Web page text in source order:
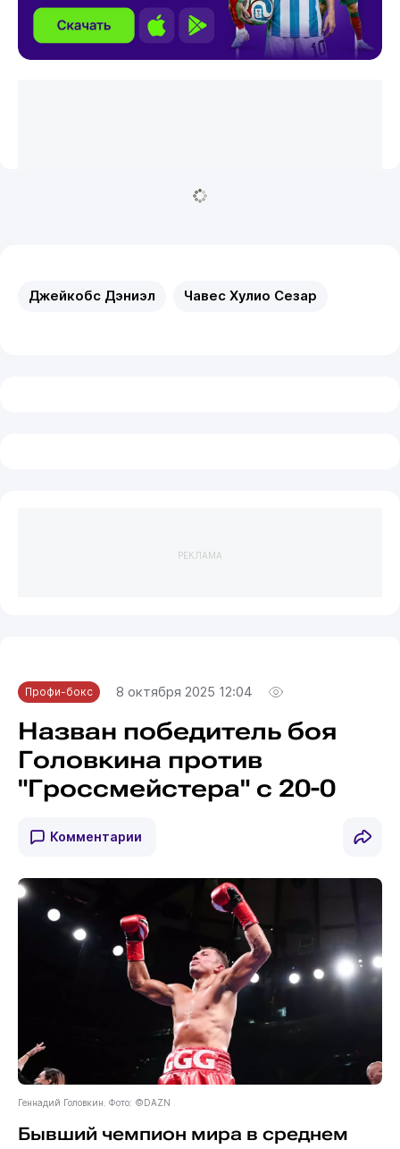
Джейкобс Дэниэл Чавес Хулио Сезар
РЕКЛАМА
Профи-бокс 8 октября 2025 12:04
Назван победитель боя
Головкина против
"Гроссмейстера" с 20-0
Комментарии
Геннадий Головкин. Фото: ©DAZN
Бывший чемпион мира в среднем